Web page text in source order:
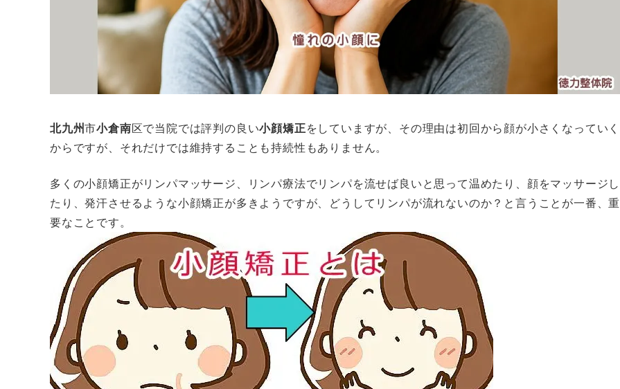
北九州市小倉南区で当院では評判の良い小顔矯正をしていますが、その理由は初回から顔が小さくなっていく
からですが、それだけでは維持することも持続性もありません。
多くの小顔矯正がリンパマッサージ、リンパ療法でリンパを流せば良いと思って温めたり、顔をマッサージし
たり、発汗させるような小顔矯正が多きようですが、どうしてリンパが流れないのか？と言うことが一番、重
要なことです。